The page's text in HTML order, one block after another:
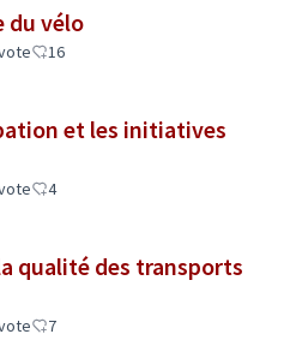
du vélo
16
et les initiatives
4
qualité des transports
7